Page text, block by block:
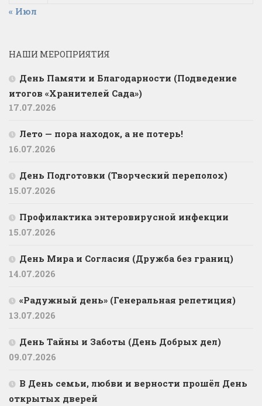
« Июл
НАШИ МЕРОПРИЯТИЯ
День Памяти и Благодарности (Подведение
итогов «Хранителей Сада»)
17.07.2026
Лето — пора находок, а не потерь!
16.07.2026
День Подготовки (Творческий переполох)
15.07.2026
Профилактика энтеровирусной инфекции
15.07.2026
День Мира и Согласия (Дружба без границ)
14.07.2026
«Радужный день» (Генеральная репетиция)
13.07.2026
День Тайны и Заботы (День Добрых дел)
09.07.2026
В День семьи, любви и верности прошёл День
открытых дверей